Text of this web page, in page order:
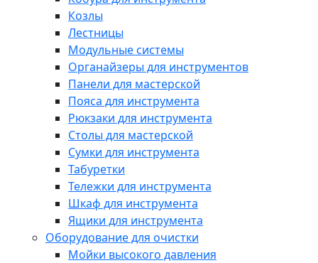
Козлы
Лестницы
Модульные системы
Органайзеры для инструментов
Панели для мастерской
Пояса для инструмента
Рюкзаки для инструмента
Столы для мастерской
Сумки для инструмента
Табуретки
Тележки для инструмента
Шкаф для инструмента
Ящики для инструмента
Оборудование для очистки
Мойки высокого давления